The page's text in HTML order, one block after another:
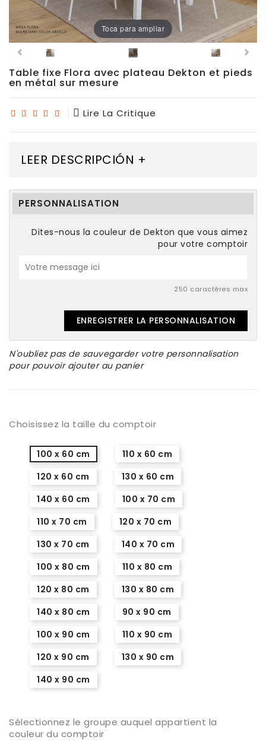
Chaises
Salle
À
Manger
Porcelaine
Dekton
Hauts
Toca para ampliar
Table fixe Flora avec plateau Dekton et pieds
en métal sur mesure
Lire La Critique
LEER DESCRIPCIÓN +
PERSONNALISATION
Dites-nous la couleur de Dekton que vous aimez
pour votre comptoir
250 caractères max
ENREGISTRER LA PERSONNALISATION
N'oubliez pas de sauvegarder votre personnalisation
pour pouvoir ajouter au panier
Choisissez la taille du comptoir
100 x 60 cm
110 x 60 cm
120 x 60 cm
130 x 60 cm
140 x 60 cm
100 x 70 cm
110 x 70 cm
120 x 70 cm
130 x 70 cm
140 x 70 cm
100 x 80 cm
110 x 80 cm
120 x 80 cm
130 x 80 cm
140 x 80 cm
90 x 90 cm
100 x 90 cm
110 x 90 cm
120 x 90 cm
130 x 90 cm
140 x 90 cm
Sélectionnez le groupe auquel appartient la
couleur du comptoir